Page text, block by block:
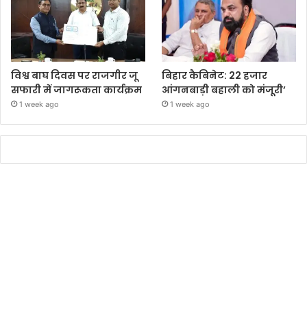
विश्व बाघ दिवस पर राजगीर जू
सफारी में जागरूकता कार्यक्रम
1 week ago
बिहार कैबिनेट: 22 हजार
आंगनबाड़ी बहाली को मंजूरी’
1 week ago